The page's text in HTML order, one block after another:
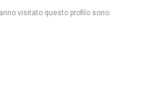
visitato questo profilo sono: